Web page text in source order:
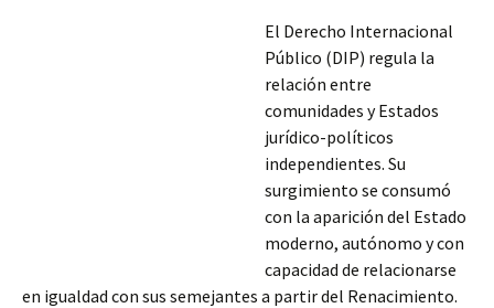
El Derecho Internacional
Público (DIP) regula la
relación entre
comunidades y Estados
jurídico-políticos
independientes. Su
surgimiento se consumó
con la aparición del Estado
moderno, autónomo y con
capacidad de relacionarse
en igualdad con sus semejantes a partir del Renacimiento.